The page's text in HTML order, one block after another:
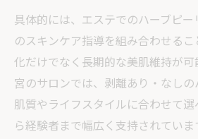
具体的には、エステでのハーブピー
のスキンケア指導を組み合わせる
化だけでなく長期的な美肌維持が
宮のサロンでは、剥離あり・なし
肌質やライフスタイルに合わせて
ら経験者まで幅広く支持されていま